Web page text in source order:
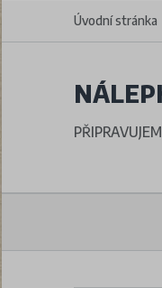
Úvodní stránka